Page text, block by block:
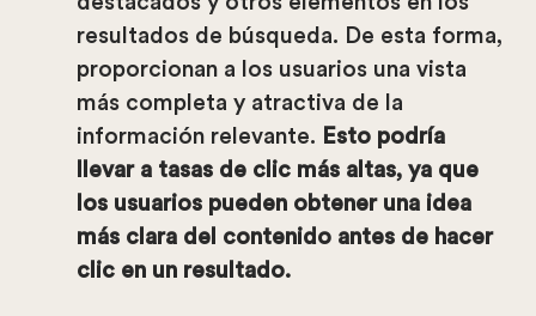
resultados de búsqueda. De esta forma,
proporcionan a los usuarios una vista
más completa y atractiva de la
información relevante. Esto podría
llevar a tasas de clic más altas, ya que
los usuarios pueden obtener una idea
más clara del contenido antes de hacer
clic en un resultado.